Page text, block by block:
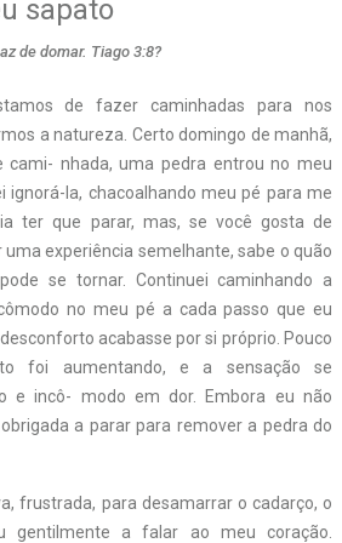
sapato
de domar. Tiago 3:8?
de fazer caminhadas para nos
a natureza. Certo domingo de manhã,
cami- nhada, uma pedra entrou no meu
ignorá-la, chacoalhando meu pé para me
ter que parar, mas, se você gosta de
experiência semelhante, sabe o quão
se tornar. Continuei caminhando a
no meu pé a cada passo que eu
acabasse por si próprio. Pouco
foi aumentando, e a sensação se
e incô- modo em dor. Embora eu não
a parar para remover a pedra do
frustrada, para desamarrar o cadarço, o
gentilmente a falar ao meu coração.